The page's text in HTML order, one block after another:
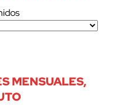
MENSUALES,